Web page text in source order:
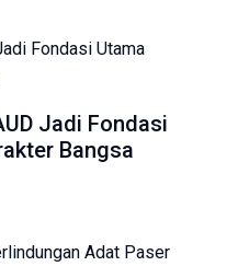
Jadi Fondasi
Bangsa